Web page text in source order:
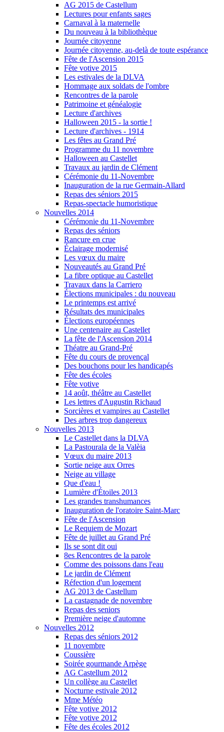
AG 2015 de Castellum
Lectures pour enfants sages
Carnaval à la maternelle
Du nouveau à la bibliothèque
Journée citoyenne
Journée citoyenne, au-delà de toute espérance
Fête de l'Ascension 2015
Fête votive 2015
Les estivales de la DLVA
Hommage aux soldats de l'ombre
Rencontres de la parole
Patrimoine et généalogie
Lecture d'archives
Halloween 2015 - la sortie !
Lecture d'archives - 1914
Les fêtes au Grand Pré
Programme du 11 novembre
Halloween au Castellet
Travaux au jardin de Clément
Cérémonie du 11-Novembre
Inauguration de la rue Germain-Allard
Repas des séniors 2015
Repas-spectacle humoristique
Nouvelles 2014
Cérémonie du 11-Novembre
Repas des séniors
Rancure en crue
Éclairage modernisé
Les vœux du maire
Nouveautés au Grand Pré
La fibre optique au Castellet
Travaux dans la Carriero
Élections municipales : du nouveau
Le printemps est arrivé
Résultats des municipales
Élections européennes
Une centenaire au Castellet
La fête de l'Ascension 2014
Théatre au Grand-Pré
Fête du cours de provençal
Des bouchons pour les handicapés
Fête des écoles
Fête votive
14 août, théâtre au Castellet
Les lettres d'Augustin Richaud
Sorcières et vampires au Castellet
Des arbres trop dangereux
Nouvelles 2013
Le Castellet dans la DLVA
La Pastourala de la Valèia
Vœux du maire 2013
Sortie neige aux Orres
Neige au village
Que d'eau !
Lumière d'Étoiles 2013
Les grandes transhumances
Inauguration de l'oratoire Saint-Marc
Fête de l'Ascension
Le Requiem de Mozart
Fête de juillet au Grand Pré
Ils se sont dit oui
8es Rencontres de la parole
Comme des poissons dans l'eau
Le jardin de Clément
Réfection d'un logement
AG 2013 de Castellum
La castagnade de novembre
Repas des seniors
Première neige d'automne
Nouvelles 2012
Repas des séniors 2012
11 novembre
Coussière
Soirée gourmande Arpège
AG Castellum 2012
Un collège au Castellet
Nocturne estivale 2012
Mme Météo
Fête votive 2012
Fête votive 2012
Fête des écoles 2012